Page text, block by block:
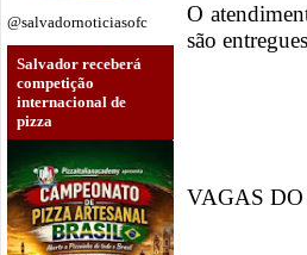
@salvadornoticiasofc
Salvador receberá
competição
internacional de
pizza
O
são
VAGAS